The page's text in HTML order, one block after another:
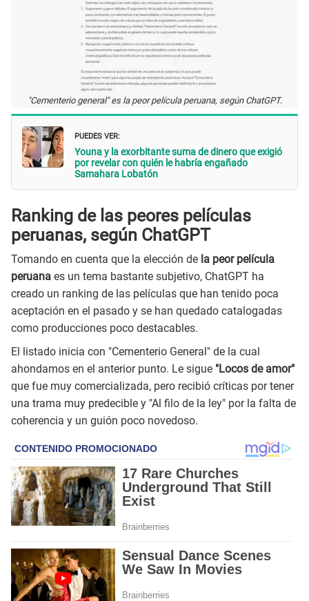
"Cementerio general" es la peor película peruana, según ChatGPT.
PUEDES VER:
Youna y la exorbitante suma de dinero que exigió
por revelar con quién le habría engañado
Samahara Lobatón
Ranking de las peores películas
peruanas, según ChatGPT
Tomando en cuenta que la elección de la peor película
peruana es un tema bastante subjetivo, ChatGPT ha
creado un ranking de las películas que han tenido poca
aceptación en el pasado y se han quedado catalogadas
como producciones poco destacables.
El listado inicia con "Cementerio General" de la cual
ahondamos en el anterior punto. Le sigue "Locos de amor"
que fue muy comercializada, pero recibió críticas por tener
una trama muy predecible y "Al filo de la ley" por la falta de
coherencia y un guión poco novedoso.